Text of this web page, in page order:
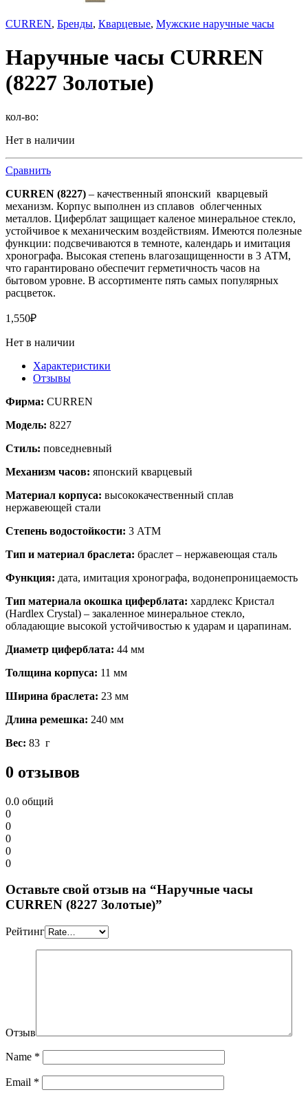
CURREN, Бренды, Кварцевые, Мужские наручные часы
Наручные часы CURREN
(8227 Золотые)
кол-во:
Нет в наличии
Сравнить
CURREN (8227) – качественный японский кварцевый
механизм. Корпус выполнен из сплавов облегченных
металлов. Циферблат защищает каленое минеральное стекло,
устойчивое к механическим воздействиям. Имеются полезные
функции: подсвечиваются в темноте, календарь и имитация
хронографа. Высокая степень влагозащищенности в 3 АТМ,
что гарантировано обеспечит герметичность часов на
бытовом уровне. В ассортименте пять самых популярных
расцветок.
1,550₽
Нет в наличии
Характеристики
Отзывы
Фирма: CURREN
Модель: 8227
Стиль: повседневный
Механизм часов: японский кварцевый
Материал корпуса: высококачественный сплав
нержавеющей стали
Степень водостойкости: 3 АТМ
Тип и материал браслета: браслет – нержавеющая сталь
Функция: дата, имитация хронографа, водонепроницаемость
Тип материала окошка циферблата: хардлекс Кристал
(Hardlex Crystal) – закаленное минеральное стекло,
обладающие высокой устойчивостью к ударам и царапинам.
Диаметр циферблата: 44 мм
Толщина корпуса: 11 мм
Ширина браслета: 23 мм
Длина ремешка: 240 мм
Вес: 83 г
0 отзывов
0.0 общий
0
0
0
0
0
Оставьте свой отзыв на “Наручные часы
CURREN (8227 Золотые)”
Рейтинг
Отзыв
Name *
Email *